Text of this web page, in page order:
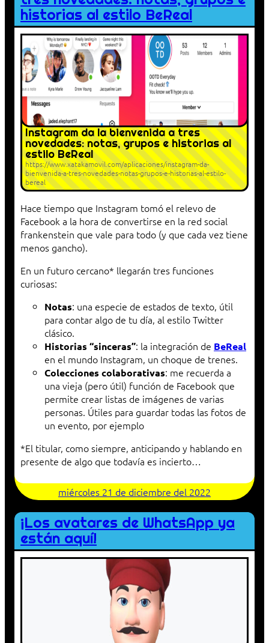
historias al estilo BeReal
Instagram da la bienvenida a tres
novedades: notas, grupos e historias al
estilo BeReal
https://www.xatakamovil.com/aplicaciones/instagram-da-
bienvenida-a-tres-novedades-notas-grupos-e-historias-al-estilo-
bereal
Hace tiempo que Instagram tomó el relevo de
Facebook a la hora de convertirse en la red social
frankenstein que vale para todo (y que cada vez tiene
menos gancho).
En un futuro cercano* llegarán tres funciones
curiosas:
Notas: una especie de estados de texto, útil
para contar algo de tu día, al estilo Twitter
clásico.
Historias “sinceras”: la integración de BeReal
en el mundo Instagram, un choque de trenes.
Colecciones colaborativas: me recuerda a
una vieja (pero útil) función de Facebook que
permite crear listas de imágenes de varias
personas. Útiles para guardar todas las fotos de
un evento, por ejemplo
*El titular, como siempre, anticipando y hablando en
presente de algo que todavía es incierto…
miércoles 21 de diciembre del 2022
¡Los avatares de WhatsApp ya
están aquí!